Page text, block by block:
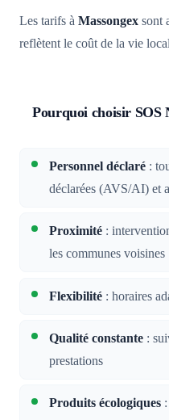
Les tarifs à Massongex sont
reflètent le coût de la vie
Pourquoi choisir SOS
Personnel déclaré :
déclarées (AVS/AI) et
Proximité :
les communes voisines
Flexibilité : horaires
Qualité constante :
prestations
Produits écologiques